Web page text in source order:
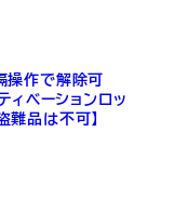
操作で解除可
ベーションロッ
難品は不可】